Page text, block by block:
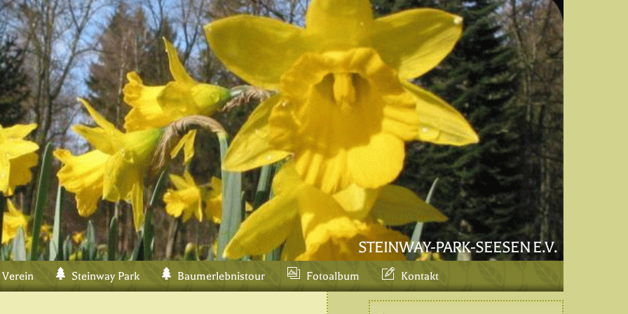
STEINWAY-PARK-SEESEN E.V.
Steinway Park Baumerlebnistour Fotoalbum Kontakt